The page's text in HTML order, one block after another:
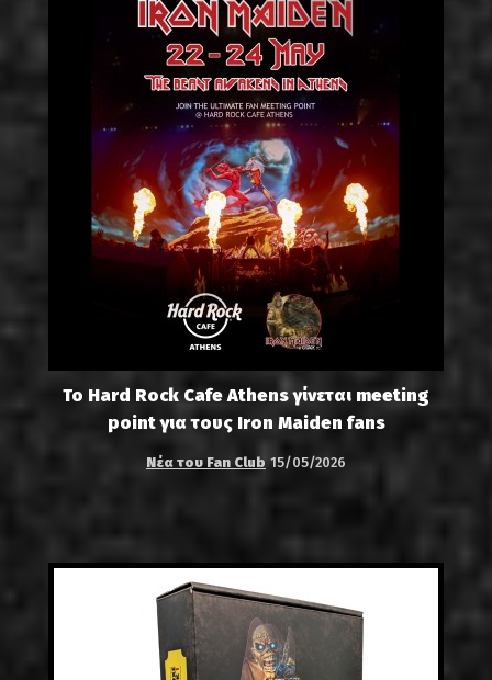
Το Hard Rock Cafe Athens γίνεται meeting
point για τους Iron Maiden fans
Νέα του Fan Club 15/05/2026